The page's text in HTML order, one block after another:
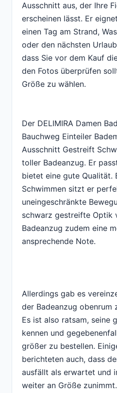
Ausschnitt aus, der Ihre
erscheinen lässt. Er
einen Tag am Strand,
oder den nächsten
dass Sie vor dem Kauf
den Fotos überprüfen
Größe zu wählen.
Der DELIMIRA Damen
Bauchweg Einteiler
Ausschnitt Gestreift
toller Badeanzug. Er
bietet eine gute Qualität.
Schwimmen sitzt er
uneingeschränkte
schwarz gestreifte Optik
Badeanzug zudem eine
ansprechende Note.
Allerdings gab es
der Badeanzug obenrum
Es ist also ratsam, seine
kennen und
größer zu bestellen.
berichteten auch, dass
ausfällt als erwartet und
weiter an Größe